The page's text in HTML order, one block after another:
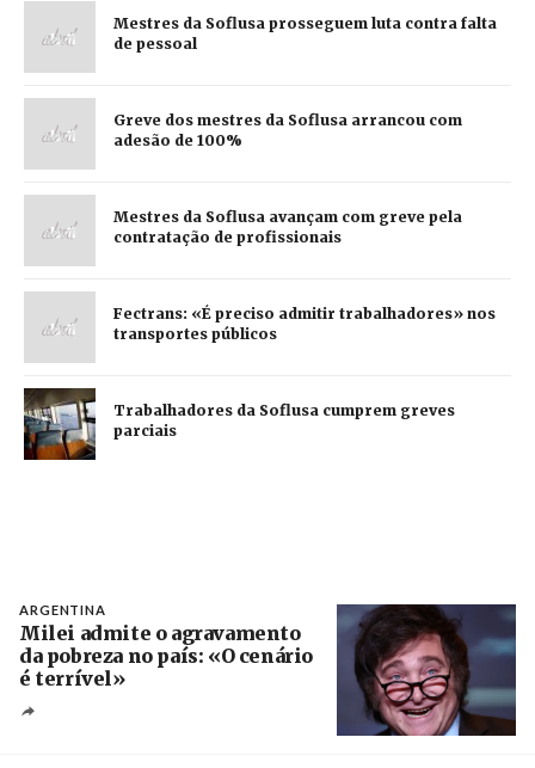
Mestres da Soflusa prosseguem luta contra falta
de pessoal
Greve dos mestres da Soflusa arrancou com
adesão de 100%
Mestres da Soflusa avançam com greve pela
contratação de profissionais
Fectrans: «É preciso admitir trabalhadores» nos
transportes públicos
Trabalhadores da Soflusa cumprem greves
parciais
ARGENTINA
Milei admite o agravamento
da pobreza no país: «O cenário
é terrível»